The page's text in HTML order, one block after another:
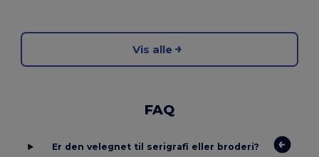
Vis alle
FAQ
Er den velegnet til serigrafi eller broderi?